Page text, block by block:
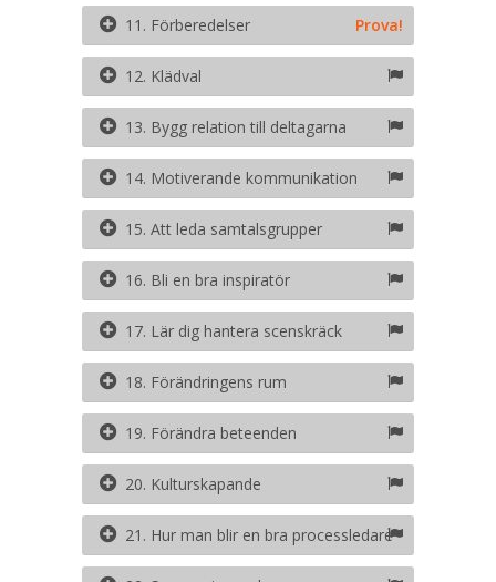
11. Förberedelser Prova!
12. Klädval
13. Bygg relation till deltagarna
14. Motiverande kommunikation
15. Att leda samtalsgrupper
16. Bli en bra inspiratör
17. Lär dig hantera scenskräck
18. Förändringens rum
19. Förändra beteenden
20. Kulturskapande
21. Hur man blir en bra processledare